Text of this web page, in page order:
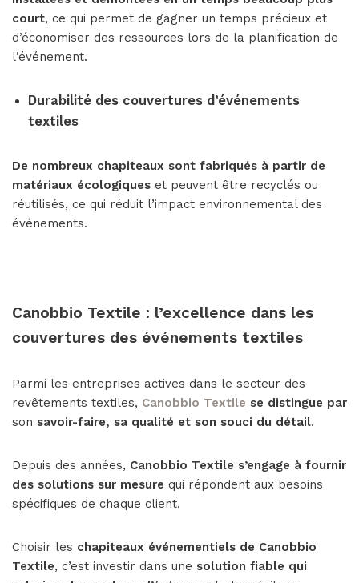
court, ce qui permet de gagner un temps précieux et
d’économiser des ressources lors de la planification de
l’événement.
Durabilité des couvertures d’événements
textiles
De nombreux chapiteaux sont fabriqués à partir de
matériaux écologiques et peuvent être recyclés ou
réutilisés, ce qui réduit l’impact environnemental des
événements.
Canobbio Textile : l’excellence dans les
couvertures des événements textiles
Parmi les entreprises actives dans le secteur des
revêtements textiles, Canobbio Textile se distingue par
son savoir-faire, sa qualité et son souci du détail.
Depuis des années, Canobbio Textile s’engage à fournir
des solutions sur mesure qui répondent aux besoins
spécifiques de chaque client.
Choisir les chapiteaux événementiels de Canobbio
Textile, c’est investir dans une solution fiable qui